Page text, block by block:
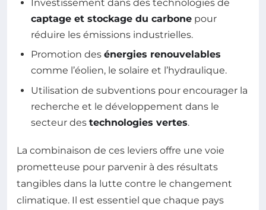
Investissement dans des technologies de
captage et stockage du carbone pour
réduire les émissions industrielles.
Promotion des énergies renouvelables
comme l’éolien, le solaire et l’hydraulique.
Utilisation de subventions pour encourager la
recherche et le développement dans le
secteur des technologies vertes.
La combinaison de ces leviers offre une voie
prometteuse pour parvenir à des résultats
tangibles dans la lutte contre le changement
climatique. Il est essentiel que chaque pays